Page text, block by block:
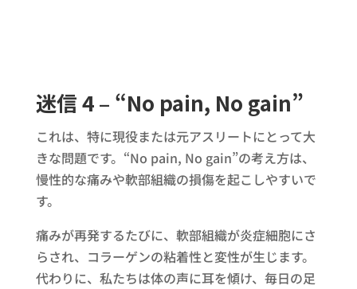
迷信 4 – “No pain, No gain”
これは、特に現役または元アスリートにとって大
きな問題です。“No pain, No gain”の考え方は、
慢性的な痛みや軟部組織の損傷を起こしやすいで
す。
痛みが再発するたびに、軟部組織が炎症細胞にさ
らされ、コラーゲンの粘着性と変性が生じます。
代わりに、私たちは体の声に耳を傾け、毎日の足